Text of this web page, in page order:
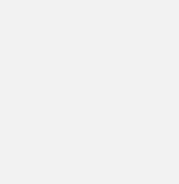
đoàn di chuyển ra sân
đoàn. Hẹn gặp lại quý